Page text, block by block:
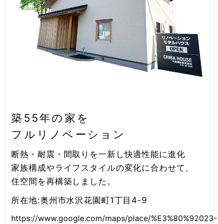
築55年の家を
フルリノベーション
断熱・耐震・間取りを一新し快適性能に進化
家族構成やライフスタイルの変化に合わせて、
住空間を再構築しました。
所在地:奥州市水沢花園町1丁目4-9
https://www.google.com/maps/place/%E3%80%92023-